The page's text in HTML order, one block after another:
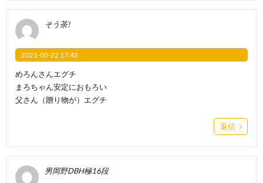
そう茶!
2021-05-22 17:43
めろんさんエグチ
まろちゃん安定におもろい
父さん（贈り物が）エグチ
返信
男岡野DBH極16段